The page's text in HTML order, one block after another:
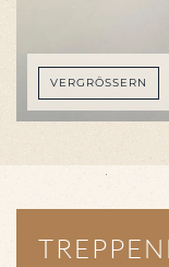
VERGRÖSSERN